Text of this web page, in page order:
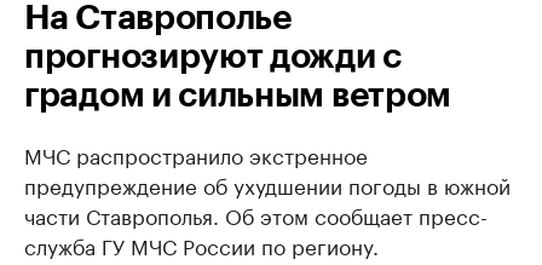
На Ставрополье
прогнозируют дожди с
градом и сильным ветром
МЧС распространило экстренное
предупреждение об ухудшении погоды в южной
части Ставрополья. Об этом сообщает пресс-
служба ГУ МЧС России по региону.